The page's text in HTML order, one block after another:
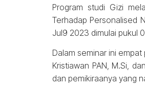
Program studi Gizi
Terhadap Personalised
Jul9 2023 dimulai pukul
Dalam seminar ini empat
Kristiawan PAN, M.Si,
dan pemikiraanya yang